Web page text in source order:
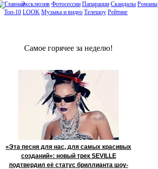
Эксклюзив Фотосессии Папарацци Скандалы Романы
Топ-10 LOOK Музыка и видео Телешоу Рейтинг
Сaмое гoрячее за неделю!
«Эта песня для нас, для самых красивых
созданий»: новый трек SEVILLE
подтвердил её статус бриллианта шоу-